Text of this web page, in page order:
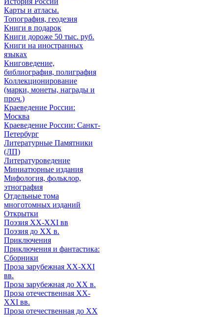
Карты и атласы.
Топография, геодезия
Книги в подарок
Книги дороже 50 тыс. руб.
Книги на иностранных
языках
Книговедение,
библиография, полиграфия
Коллекционирование
(марки, монеты, награды и
проч.)
Краеведение России:
Москва
Краеведение России: Санкт-
Петербург
Литературные Памятники
(ЛП)
Литературоведение
Миниатюрные издания
Мифология, фольклор,
этнография
Отдельные тома
многотомных изданий
Открытки
Поэзия XX-XXI вв
Поэзия до XX в.
Приключения
Приключения и фантастика:
Сборники
Проза зарубежная XX-XXI
вв.
Проза зарубежная до XX в.
Проза отечественная XX-
XXI вв.
Проза отечественная до XX